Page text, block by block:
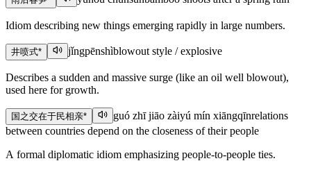
Idiom describing new things emerging rapidly in large numbers.
井喷式* jǐngpēnshìblowout style / explosive
Describes a sudden and massive surge (like an oil well blowout),
used here for growth.
国之交在于民相亲* guó zhī jiāo zàiyú mín xiāngqīnrelations
between countries depend on the closeness of their people
A formal diplomatic idiom emphasizing people-to-people ties.